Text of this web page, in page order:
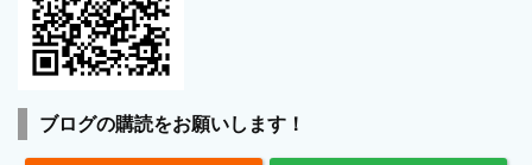
ブログの購読をお願いします！